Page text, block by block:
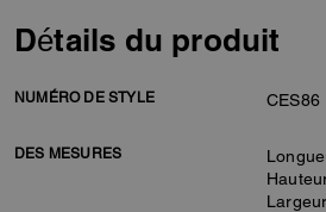
Détails du produit
NUMÉRO DE STYLE CES86
DES MESURES